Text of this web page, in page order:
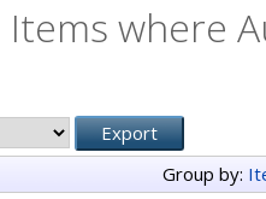
Items where
Group by: